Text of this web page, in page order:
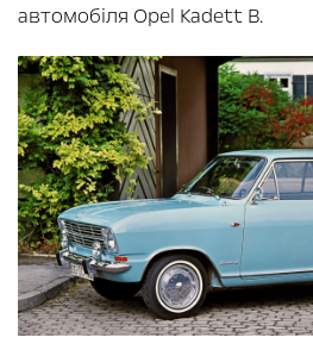
автомобіля Opel Kadett B.